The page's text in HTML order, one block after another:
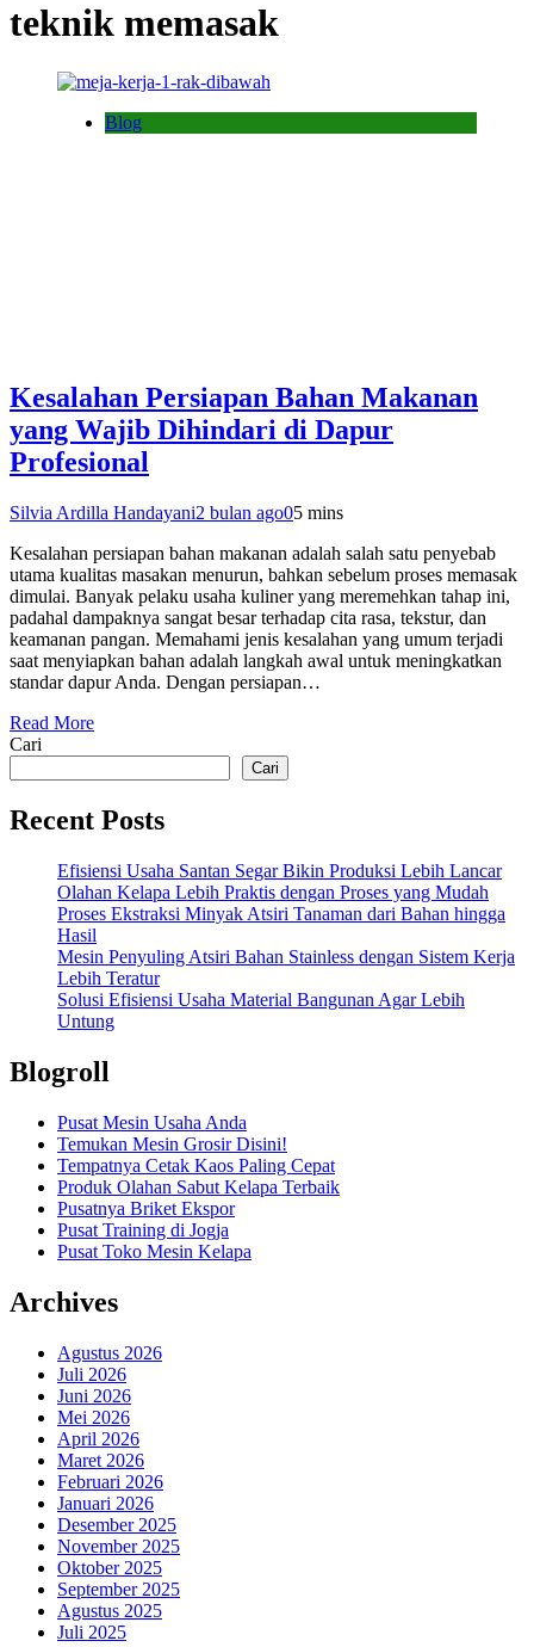
teknik memasak
Blog
Kesalahan Persiapan Bahan Makanan
yang Wajib Dihindari di Dapur
Profesional
Silvia Ardilla Handayani2 bulan ago05 mins
Kesalahan persiapan bahan makanan adalah salah satu penyebab
utama kualitas masakan menurun, bahkan sebelum proses memasak
dimulai. Banyak pelaku usaha kuliner yang meremehkan tahap ini,
padahal dampaknya sangat besar terhadap cita rasa, tekstur, dan
keamanan pangan. Memahami jenis kesalahan yang umum terjadi
saat menyiapkan bahan adalah langkah awal untuk meningkatkan
standar dapur Anda. Dengan persiapan…
Read More
Cari
Cari
Recent Posts
Efisiensi Usaha Santan Segar Bikin Produksi Lebih Lancar
Olahan Kelapa Lebih Praktis dengan Proses yang Mudah
Proses Ekstraksi Minyak Atsiri Tanaman dari Bahan hingga
Hasil
Mesin Penyuling Atsiri Bahan Stainless dengan Sistem Kerja
Lebih Teratur
Solusi Efisiensi Usaha Material Bangunan Agar Lebih
Untung
Blogroll
Pusat Mesin Usaha Anda
Temukan Mesin Grosir Disini!
Tempatnya Cetak Kaos Paling Cepat
Produk Olahan Sabut Kelapa Terbaik
Pusatnya Briket Ekspor
Pusat Training di Jogja
Pusat Toko Mesin Kelapa
Archives
Agustus 2026
Juli 2026
Juni 2026
Mei 2026
April 2026
Maret 2026
Februari 2026
Januari 2026
Desember 2025
November 2025
Oktober 2025
September 2025
Agustus 2025
Juli 2025